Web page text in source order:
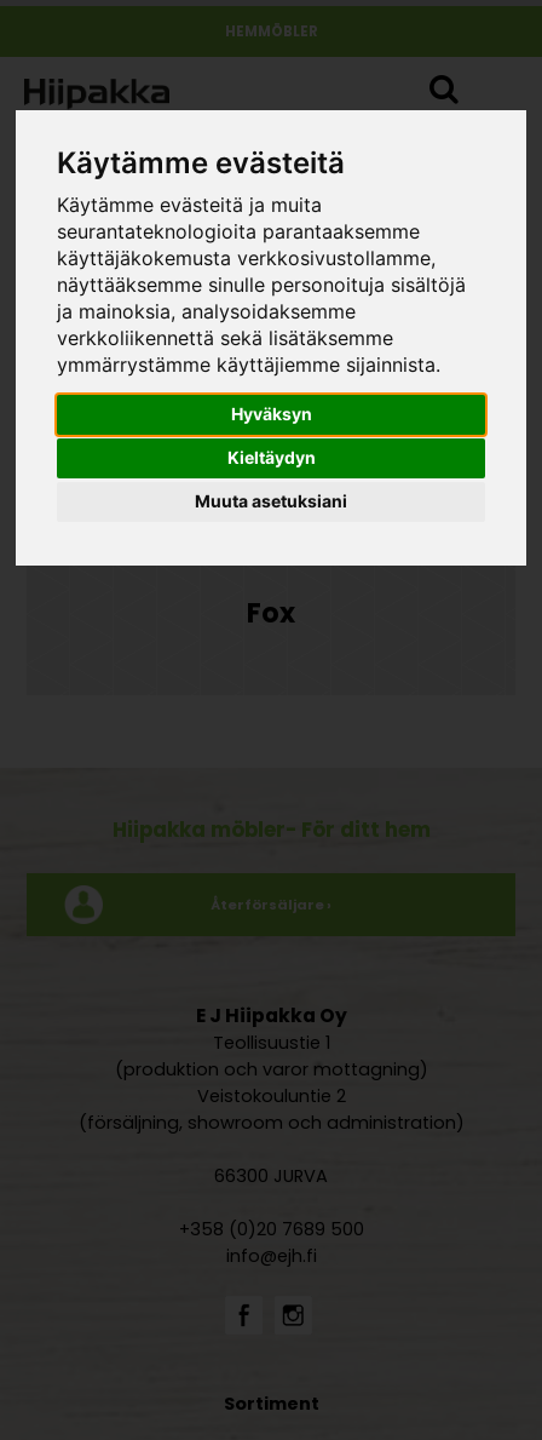
Käytämme evästeitä
Käytämme evästeitä ja muita
seurantateknologioita parantaaksemme
käyttäjäkokemusta verkkosivustollamme,
näyttääksemme sinulle personoituja sisältöjä
ja mainoksia, analysoidaksemme
verkkoliikennettä sekä lisätäksemme
ymmärrystämme käyttäjiemme sijainnista.
Hyväksyn
Kieltäydyn
Muuta asetuksiani
HEMMÖBLER
Fox
Hiipakka möbler- För ditt hem
Återförsäljare ›
E J Hiipakka Oy
Teollisuustie 1
(produktion och varor mottagning)
Veistokouluntie 2
(försäljning, showroom och administration)
66300 JURVA
+358 (0)20 7689 500
info@ejh.fi
Sortiment